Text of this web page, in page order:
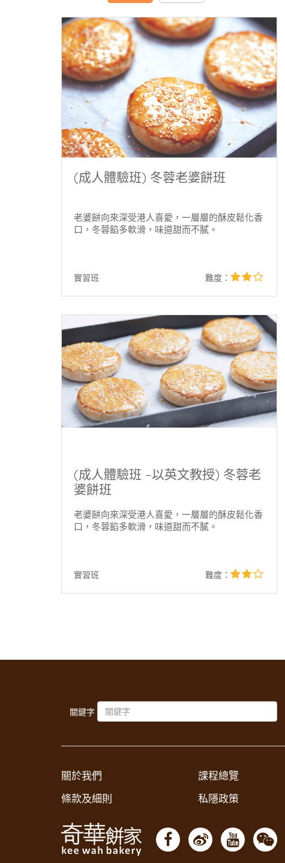
(成人體驗班) 冬蓉老婆餅班
老婆餅向來深受港人喜愛，一層層的酥皮鬆化香
口，冬蓉餡多軟滑，味道甜而不膩。
實習班 難度：
(成人體驗班 –以英文教授) 冬蓉老
婆餅班
老婆餅向來深受港人喜愛，一層層的酥皮鬆化香
口，冬蓉餡多軟滑，味道甜而不膩。
實習班 難度：
關鍵字
關於我們 課程總覽
條款及細則
私隱政策